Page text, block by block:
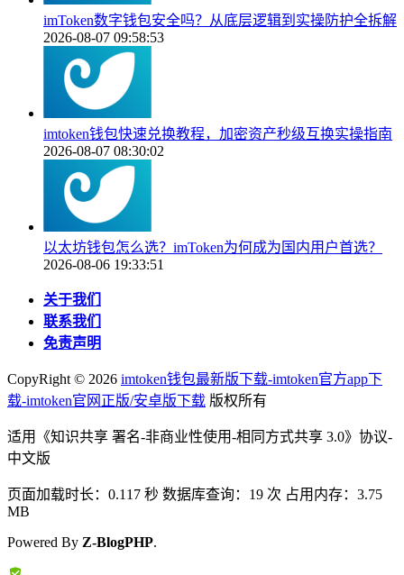
imToken数字钱包安全吗？从底层逻辑到实操防护全拆解
2026-08-07 09:58:53
imtoken钱包快速兑换教程，加密资产秒级互换实操指南
2026-08-07 08:30:02
以太坊钱包怎么选？imToken为何成为国内用户首选？
2026-08-06 19:33:51
关于我们
联系我们
免责声明
CopyRight © 2026 imtoken钱包最新版下载-imtoken官方app下
载-imtoken官网正版/安卓版下载 版权所有
适用《知识共享 署名-非商业性使用-相同方式共享 3.0》协议-
中文版
页面加载时长：0.117 秒 数据库查询：19 次 占用内存：3.75
MB
Powered By Z-BlogPHP.